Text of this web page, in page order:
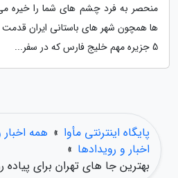
منحصر به فرد چشم های شما را خیره
ها همچون شهر های باستانی ایران قدمت
5 جزیره مهم خلیج فارس که در سفر...
پایگاه اینترنتی مأوا » همه اخبار
اخبار و رویدادها »
بهترین جا های تهران برای پیاده